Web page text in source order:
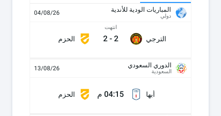
المباريات الودية للأندية
دولي 04/08/26
الترجي
انتهت
2
-
2 الحزم
الدوري السعودي
السعودية 13/08/26
أبها 04:15 م الحزم